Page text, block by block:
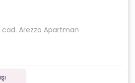
cad. Arezzo Apartman